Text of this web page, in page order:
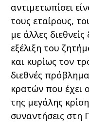
αντιμετωπίσει
τους εταίρους,
με άλλες
εξέλιξη του
και κυρίως τον
διεθνές
κρατών που έχει
της μεγάλης
συναντήσεις στη